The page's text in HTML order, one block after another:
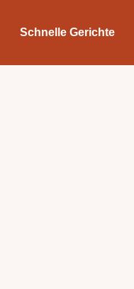
Schnelle Gerichte